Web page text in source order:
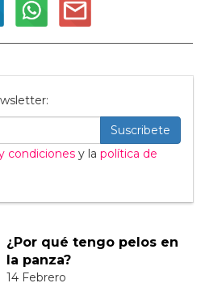
Suscribete
condiciones y la política de
¿Por qué tengo pelos en
la panza?
14 Febrero